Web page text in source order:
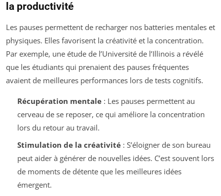
la productivité
Les pauses permettent de recharger nos batteries mentales et
physiques. Elles favorisent la créativité et la concentration.
Par exemple, une étude de l’Université de l’Illinois a révélé
que les étudiants qui prenaient des pauses fréquentes
avaient de meilleures performances lors de tests cognitifs.
Récupération mentale: Les pauses permettent au
cerveau de se reposer, ce qui améliore la concentration
lors du retour au travail.
Stimulation de la créativité: S’éloigner de son bureau
peut aider à générer de nouvelles idées. C’est souvent lors
de moments de détente que les meilleures idées
émergent.